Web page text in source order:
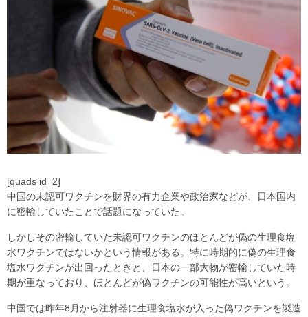
[quads id=2]
中国の未認可ワクチンを財界の有力企業や政治家などが、日本国内
に密輸していたことで話題になっていた。
しかしその密輸していた未認可ワクチンのほとんどが偽の生理食塩
水ワクチンではないかという情報がある。特に時期的に偽の生理食
塩水ワクチンが出回ったときと、日本の一部大物が密輸していた時
期が重なっており、ほとんどが偽ワクチンの可能性が高いという。
中国では昨年8月から注射器に生理食塩水が入った偽ワクチンを製造